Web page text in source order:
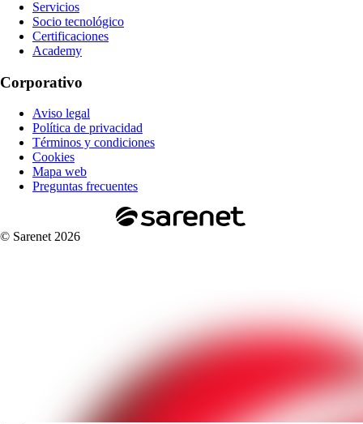
Servicios
Socio tecnológico
Certificaciones
Academy
Corporativo
Aviso legal
Política de privacidad
Términos y condiciones
Cookies
Mapa web
Preguntas frecuentes
© Sarenet 2026